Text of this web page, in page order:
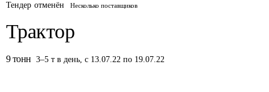
Тендер отменён Несколько поставщиков
Трактор
9 тонн 3–5 т в день, с 13.07.22 по 19.07.22